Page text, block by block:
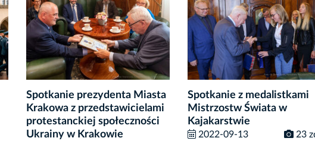
Spotkanie prezydenta Miasta
Krakowa z przedstawicielami
protestanckiej społeczności
Ukrainy w Krakowie
Spotkanie z medalistkami
Mistrzostw Świata w
Kajakarstwie
2022-09-13 23